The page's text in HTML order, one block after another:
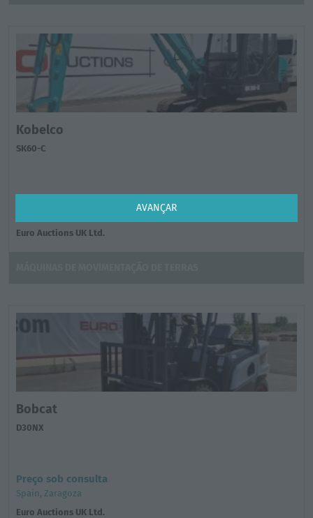
AVANÇAR
Kobelco
SK60-C
Euro Auctions UK Ltd.
Bobcat
D30NX
Preço sob consulta
Spain, Zaragoza
Euro Auctions UK Ltd.